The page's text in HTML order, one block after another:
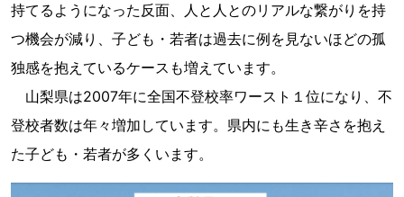
持てるようになった反面、人と人とのリアルな繋がりを持
つ機会が減り、子ども・若者は過去に例を見ないほどの孤
独感を抱えているケースも増えています。
山梨県は2007年に全国不登校率ワースト１位になり、不
登校者数は年々増加しています。県内にも生き辛さを抱え
た子ども・若者が多くいます。